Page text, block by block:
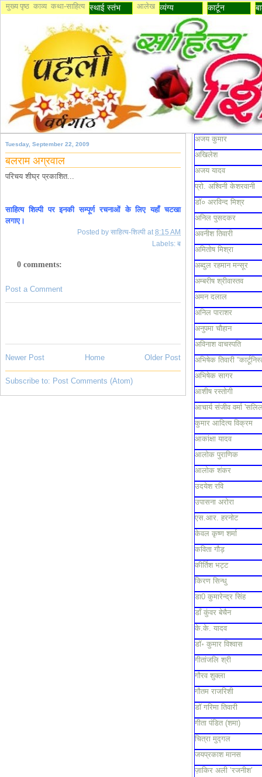
मुख्य पृष्ठ काव्य कथा-साहित्य स्थाई स्तंभ आलेख व्यंग्य कार्टून
Tuesday, September 22, 2009
बलराम अग्रवाल
परिचय शीघ्र प्रकाशित...
साहित्य शिल्पी पर इनकी सम्पूर्ण रचनाओं के लिए यहाँ चटखा
लगाए।
Posted by साहित्य-शिल्पी at 8:15 AM
Labels: ब
0 comments:
Post a Comment
Newer Post Older Post
Home
Subscribe to: Post Comments (Atom)
अजय कुमार
अखिलेश
अजय यादव
प्रो. अश्विनी केशरवानी
डॉ० अरविन्द मिश्र
अनिल पुसदकर
अवनीश तिवारी
अमितोष मिश्रा
अब्दुल रहमान मन्सूर
अम्बरीष श्रीवास्तव
अमन दलाल
अनिल पाराशर
अनुपमा चौहान
अविनाश वाचस्पति
अभिषेक तिवारी
अभिषेक सागर
आशीष रस्तोगी
आचार्य संजीव वर्मा
कुमार आदित्य विक्रम
आकांक्षा यादव
आलोक पुराणिक
आलोक शंकर
उदयेश रवि
उपासना अरोरा
एस.आर. हरनोट
केवल कृष्ण शर्मा
कविता गौड़
कीर्तिश भट्ट
किरण सिन्धु
डा0 कुमारेन्द्र सिंह
डाँ कुंवर बेचैन
के.के. यादव
डॉ॰ कुमार विश्वास
गीतांजलि श्री
गौरव शुक्ला
गौतम राजरिशी
डॉ गरिमा तिवारी
गीता पंडित (शमा)
चित्रा मुद्गल
जयप्रकाश मानस
ज़ाकिर अली ‘रजनीश’